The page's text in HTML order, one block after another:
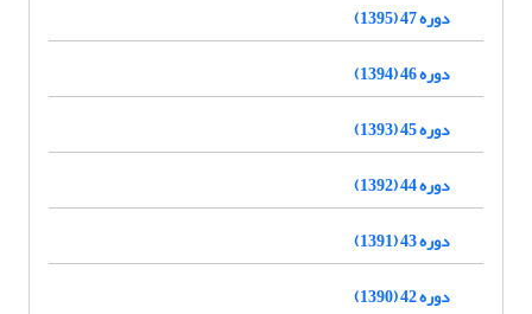
دوره 47 (1395)
دوره 46 (1394)
دوره 45 (1393)
دوره 44 (1392)
دوره 43 (1391)
دوره 42 (1390)